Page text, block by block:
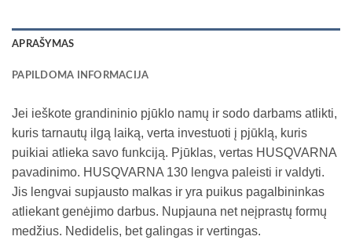
APRAŠYMAS
PAPILDOMA INFORMACIJA
Jei ieškote grandininio pjūklo namų ir sodo darbams atlikti,
kuris tarnautų ilgą laiką, verta investuoti į pjūklą, kuris
puikiai atlieka savo funkciją. Pjūklas, vertas HUSQVARNA
pavadinimo. HUSQVARNA 130 lengva paleisti ir valdyti.
Jis lengvai supjausto malkas ir yra puikus pagalbininkas
atliekant genėjimo darbus. Nupjauna net neįprastų formų
medžius. Nedidelis, bet galingas ir vertingas.